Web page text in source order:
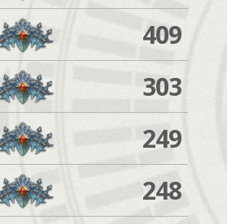
409
303
249
248